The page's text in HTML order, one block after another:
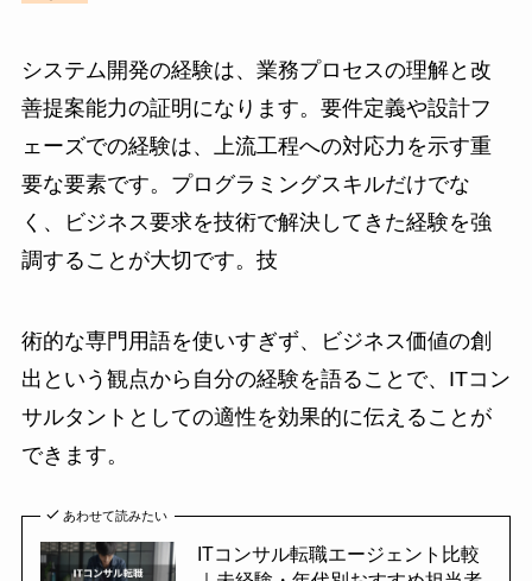
システム開発の経験は、業務プロセスの理解と改
善提案能力の証明になります。要件定義や設計フ
ェーズでの経験は、上流工程への対応力を示す重
要な要素です。プログラミングスキルだけでな
く、ビジネス要求を技術で解決してきた経験を強
調することが大切です。技
術的な専門用語を使いすぎず、ビジネス価値の創
出という観点から自分の経験を語ることで、ITコン
サルタントとしての適性を効果的に伝えることが
できます。
あわせて読みたい
ITコンサル転職エージェント比較